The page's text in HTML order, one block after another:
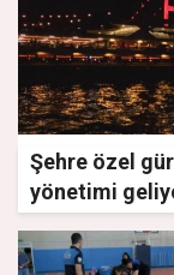
Şehre özel
yönetimi